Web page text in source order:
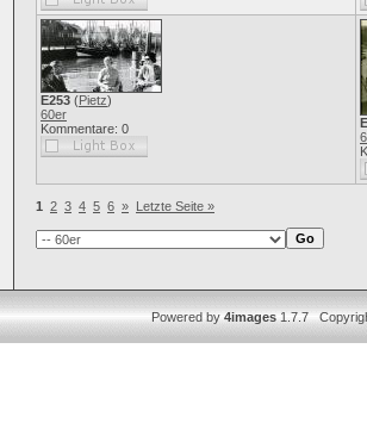
E253 (Pietz)
60er
Kommentare: 0
1 2 3 4 5 6 » Letzte Seite »
Powered by4images1.7.7